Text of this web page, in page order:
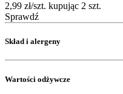
2,99 zł/szt. kupując 2 szt.
Sprawdź
Skład i alergeny
Wartości odżywcze